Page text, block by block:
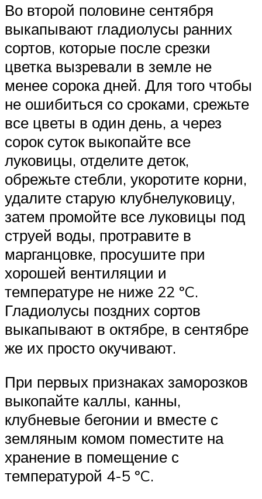
Во второй половине сентября
выкапывают гладиолусы ранних
сортов, которые после срезки
цветка вызревали в земле не
менее сорока дней. Для того чтобы
не ошибиться со сроками, срежьте
все цветы в один день, а через
сорок суток выкопайте все
луковицы, отделите деток,
обрежьте стебли, укоротите корни,
удалите старую клубнелуковицу,
затем промойте все луковицы под
струей воды, протравите в
марганцовке, просушите при
хорошей вентиляции и
температуре не ниже 22 ºC.
Гладиолусы поздних сортов
выкапывают в октябре, в сентябре
же их просто окучивают.
При первых признаках заморозков
выкопайте каллы, канны,
клубневые бегонии и вместе с
земляным комом поместите на
хранение в помещение с
температурой 4-5 ºC.